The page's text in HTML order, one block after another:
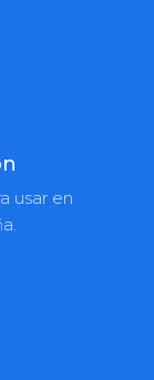
usar en